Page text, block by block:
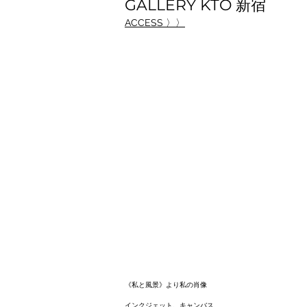
GALLERY KTO 新宿
ACCESS 〉〉
《私と風景》より私の肖像
インクジェット、キャンバス